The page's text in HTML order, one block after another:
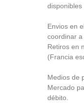
disponibles
Envios en
coordinar a
Retiros en
(Francia
Medios de
Mercado
débito.